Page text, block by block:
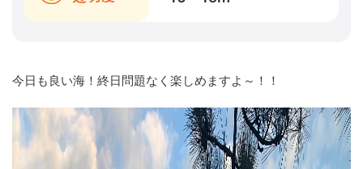
今日も良い海！終日問題なく楽しめますよ～！！